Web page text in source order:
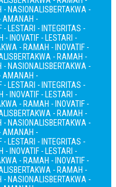
- NASIONALISBERTAKWA -
AMANAH -
- LESTARI - INTEGRITAS -
- INOVATIF - LESTARI -
- RAMAH - INOVATIF -
BERTAKWA - RAMAH -
- NASIONALISBERTAKWA -
AMANAH -
- LESTARI - INTEGRITAS -
- INOVATIF - LESTARI -
- RAMAH - INOVATIF -
BERTAKWA - RAMAH -
- NASIONALISBERTAKWA -
AMANAH -
- LESTARI - INTEGRITAS -
- INOVATIF - LESTARI -
- RAMAH - INOVATIF -
BERTAKWA - RAMAH -
- NASIONALISBERTAKWA -